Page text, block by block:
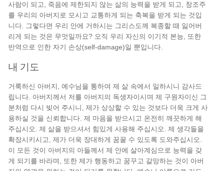
사람이 되고, 죽음에 제한되지 않는 삶의 능력을 받게 되고, 창조주
를 우리의 아버지로 모시고 교통하게 되는 축복을 받게 되는 것입
니다. 그렇다면 우리 안에 거하시는 그리스도께 복종할 때 잃어버
리게 되는 것은 무엇일까요? 오직 우리 자신의 이기적 본능, 또한
반역으로 인한 자기 손상(self-damage)일 뿐입니다.
내 기도
거룩하신 아버지, 예수님을 통하여 제 삶 속에서 일하시니 감사드
립니다. 아버지께서 저를 아버지의 독생자이시며 제 구원자이신 그
분처럼 다시 빚어 주시니, 제가 상상할 수 있는 것보다 더욱 크게 사
용하실 것을 신뢰합니다. 제 마음을 받으시고 온전히 깨끗하게 해
주십시오. 제 삶을 받으셔서 힘있게 사용해 주십시오. 제 생각들을
확장시키시고, 제가 더욱 장대하게 꿈꿀 수 있도록 도와주십시오.
이 모든 것이 아버지의 아들께서 제 안에 살아계심으로 능력을 갖
게 되기를 바라며, 또한 제가 행동하고 꿈꾸고 갈망하는 것이 아버